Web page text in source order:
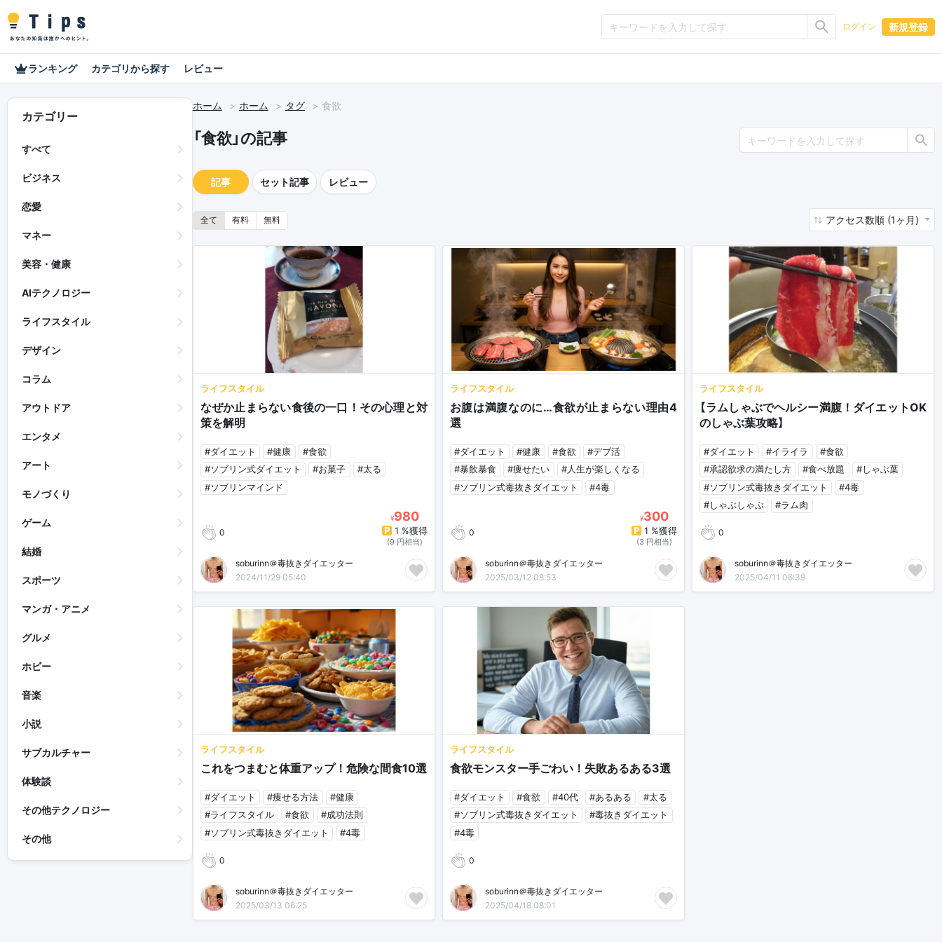
ログイン 新規登録
ランキング カテゴリから探す レビュー
カテゴリー
すべて
ビジネス
恋愛
マネー
美容・健康
AIテクノロジー
ライフスタイル
デザイン
コラム
アウトドア
エンタメ
アート
モノづくり
ゲーム
結婚
スポーツ
マンガ・アニメ
グルメ
ホビー
音楽
小説
サブカルチャー
体験談
その他テクノロジー
その他
ホーム ホーム タグ 食欲
「食欲」の記事
記事 セット記事 レビュー
全て 有料 無料 アクセス数順 (1ヶ月)
ライフスタイル
なぜか止まらない食後の一口！その心理と対
策を解明
#ダイエット #健康
#食欲
#ソブリン式ダイエット
#お菓子
#太る
#ソブリンマインド
0
¥980
1 %獲得
(9 円相当)
soburinn＠毒抜きダイエッター
2024/11/29 05:40
ライフスタイル
お腹は満腹なのに…食欲が止まらない理由4
選
#ダイエット #健康 #食欲
#デブ活
#暴飲暴食
#痩せたい
#人生が楽しくなる
#ソブリン式毒抜きダイエット
#4毒
0
¥300
1 %獲得
(3 円相当)
soburinn＠毒抜きダイエッター
2025/03/12 08:53
ライフスタイル
【ラムしゃぶでヘルシー満腹！ダイエットOK
のしゃぶ葉攻略】
#ダイエット #イライラ
#食欲
#承認欲求の満たし方
#食べ放題
#しゃぶ葉
#ソブリン式毒抜きダイエット
#4毒
#しゃぶしゃぶ
#ラム肉
0
soburinn＠毒抜きダイエッター
2025/04/11 06:39
ライフスタイル
これをつまむと体重アップ！危険な間食10選
#ダイエット #痩せる方法
#健康
#ライフスタイル
#食欲
#成功法則
#ソブリン式毒抜きダイエット
#4毒
0
soburinn＠毒抜きダイエッター
2025/03/13 06:25
ライフスタイル
食欲モンスター手ごわい！失敗あるある3選
#ダイエット #食欲 #40代 #あるある
#太る
#ソブリン式毒抜きダイエット
#毒抜きダイエット
#4毒
0
soburinn＠毒抜きダイエッター
2025/04/18 08:01